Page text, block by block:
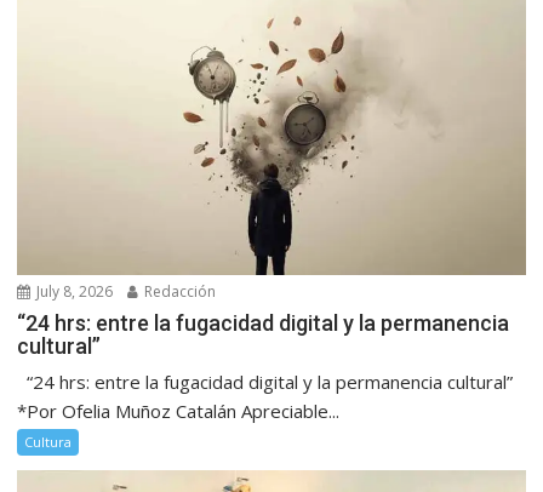
July 8, 2026 Redacción
“24 hrs: entre la fugacidad digital y la permanencia
cultural”
“24 hrs: entre la fugacidad digital y la permanencia cultural”
*Por Ofelia Muñoz Catalán Apreciable...
Cultura